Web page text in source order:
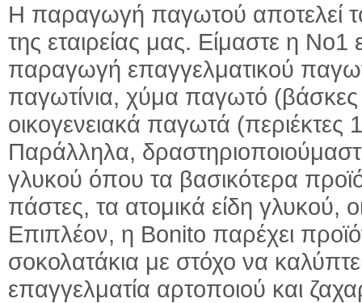
Η παραγωγή παγωτού αποτελεί
της εταιρείας μας. Είμαστε η Νο1
παραγωγή επαγγελματικού
παγωτίνια, χύμα παγωτό
οικογενειακά παγωτά
Παράλληλα,
γλυκού όπου τα βασικότερα
πάστες, τα ατομικά είδη γλυκού,
Επιπλέον, η Bonito παρέχει
σοκολατάκια με στόχο να
επαγγελματία αρτοποιού και